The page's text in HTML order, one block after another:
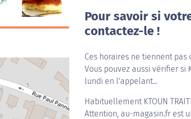
Pour savoir si
contactez-le !
Ces horaires ne tiennent
Vous pouvez aussi vérifier si
lundi en l'appelant...
Habituellement KTOUN
Attention, au-magasin.fr est